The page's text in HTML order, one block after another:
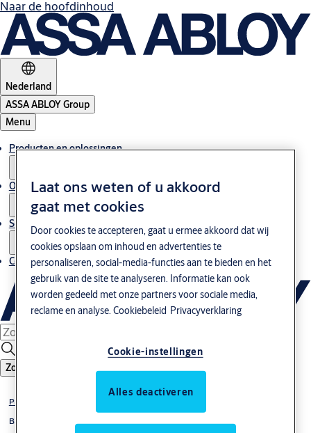
Naar de hoofdinhoud
Nederland
ASSA ABLOY Group
Menu
Producten en oplossingen
Over ons
Service
Contact
Zoeken
Productcatalogus
BIM deuroplossingen
Laat ons weten of u akkoord
gaat met cookies
Door cookies te accepteren, gaat u ermee akkoord dat wij
cookies opslaan om inhoud en advertenties te
personaliseren, social-media-functies aan te bieden en het
gebruik van de site te analyseren. Informatie kan ook
worden gedeeld met onze partners voor sociale media,
reclame en analyse.Cookiebeleid Privacyverklaring
Cookie-instellingen
Alles deactiveren